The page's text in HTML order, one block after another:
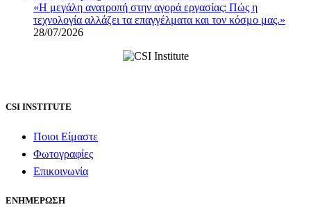
«Η μεγάλη ανατροπή στην αγορά εργασίας: Πώς η
τεχνολογία αλλάζει τα επαγγέλματα και τον κόσμο μας.»
28/07/2026
CSI INSTITUTE
Ποιοι Είμαστε
Φωτογραφίες
Επικοινωνία
ΕΝΗΜΕΡΩΣΗ